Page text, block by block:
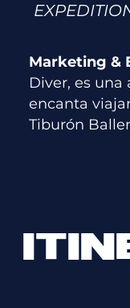
Marketing &
Diver, es
encanta
Tiburón